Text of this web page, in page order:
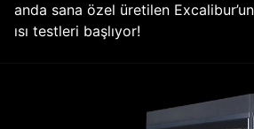
anda sana özel üretilen
ısı testleri başlıyor!